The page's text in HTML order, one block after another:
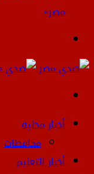
مصر»
عن
أخبار محلية
محافظات
أخبار التعليم